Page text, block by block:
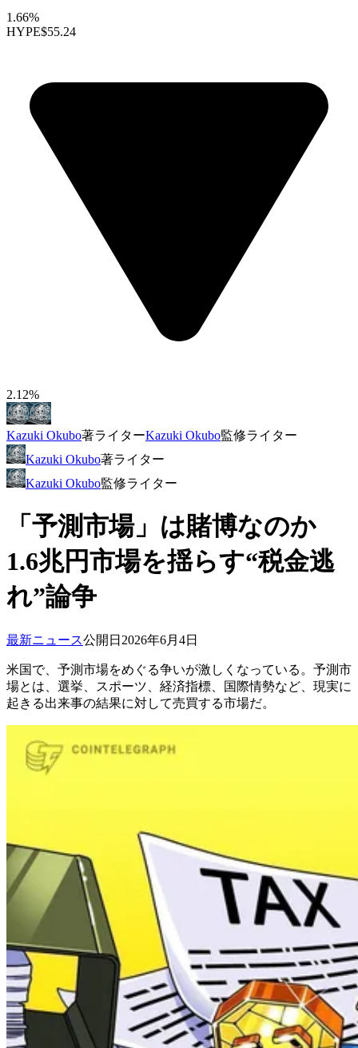
1.66%
HYPE$55.24
2.12%
Kazuki Okubo著ライターKazuki Okubo監修ライター
Kazuki Okubo著ライター
Kazuki Okubo監修ライター
「予測市場」は賭博なのか
1.6兆円市場を揺らす“税金逃
れ”論争
最新ニュース公開日 2026年6月4日
米国で、予測市場をめぐる争いが激しくなっている。予測市
場とは、選挙、スポーツ、経済指標、国際情勢など、現実に
起きる出来事の結果に対して売買する市場だ。